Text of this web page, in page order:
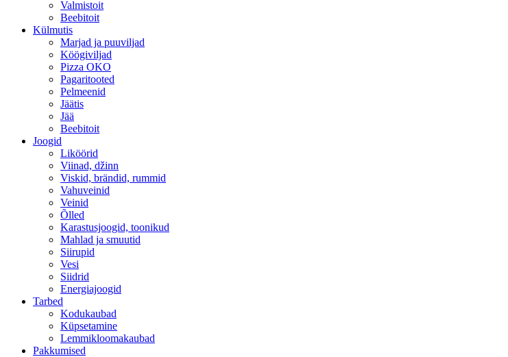
Valmistoit
Beebitoit
Külmutis
Marjad ja puuviljad
Köögiviljad
Pizza OKO
Pagaritooted
Pelmeenid
Jäätis
Jää
Beebitoit
Joogid
Liköörid
Viinad, džinn
Viskid, brändid, rummid
Vahuveinid
Veinid
Õlled
Karastusjoogid, toonikud
Mahlad ja smuutid
Siirupid
Vesi
Siidrid
Energiajoogid
Tarbed
Kodukaubad
Küpsetamine
Lemmikloomakaubad
Pakkumised